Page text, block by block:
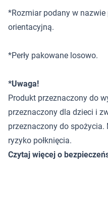
*Rozmiar podany w
orientacyjną.
*Perły pakowane losowo.
*Uwaga!
Produkt przeznaczony do
przeznaczony dla dzieci i
przeznaczony do spożycia.
ryzyko połknięcia.
Czytaj więcej o